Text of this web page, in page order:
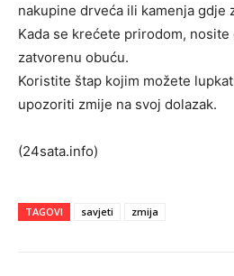
nakupine drveća ili kamenja gdje
Kada se krećete prirodom, nosite
zatvorenu obuću.
Koristite štap kojim možete
upozoriti zmije na svoj dolazak.
(24sata.info)
TAGOVI savjeti zmija